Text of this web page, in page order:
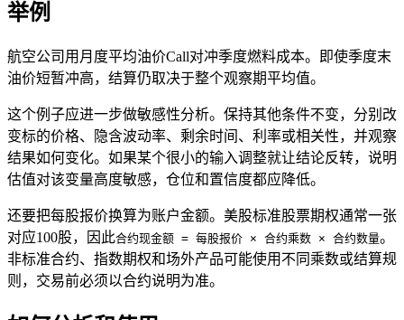
举例
航空公司用月度平均油价Call对冲季度燃料成本。即使季度末
油价短暂冲高，结算仍取决于整个观察期平均值。
这个例子应进一步做敏感性分析。保持其他条件不变，分别改
变标的价格、隐含波动率、剩余时间、利率或相关性，并观察
结果如何变化。如果某个很小的输入调整就让结论反转，说明
估值对该变量高度敏感，仓位和置信度都应降低。
还要把每股报价换算为账户金额。美股标准股票期权通常一张
对应100股，因此合约现金额 = 每股报价 × 合约乘数 × 合约数量。
非标准合约、指数期权和场外产品可能使用不同乘数或结算规
则，交易前必须以合约说明为准。